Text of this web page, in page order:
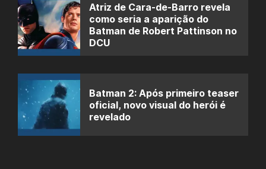
Atriz de Cara-de-Barro revela
como seria a aparição do
Batman de Robert Pattinson no
DCU
Batman 2: Após primeiro teaser
oficial, novo visual do herói é
revelado